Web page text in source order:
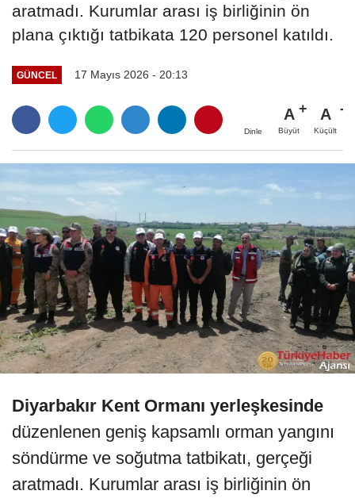
aratmadı. Kurumlar arası iş birliğinin ön
plana çıktığı tatbikata 120 personel katıldı.
GÜNCEL 17 Mayıs 2026 - 20:13
Dinle
A
Büyüt
A
Küçült
Diyarbakır Kent Ormanı yerleşkesinde
düzenlenen geniş kapsamlı orman yangını
söndürme ve soğutma tatbikatı, gerçeği
aratmadı. Kurumlar arası iş birliğinin ön